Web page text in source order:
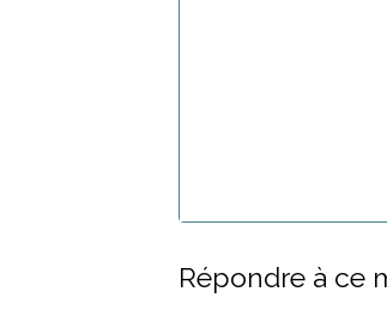
Répondre à ce